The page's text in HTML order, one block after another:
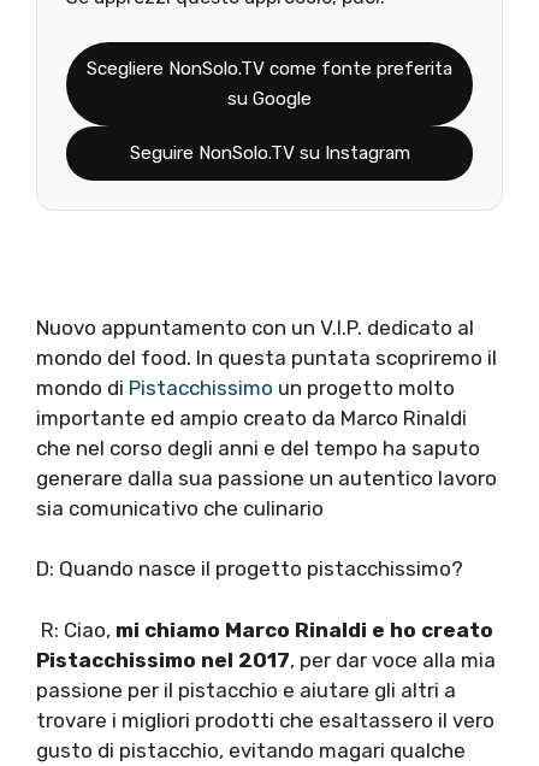
Scegliere NonSolo.TV come fonte preferita
su Google
Seguire NonSolo.TV su Instagram
Nuovo appuntamento con un V.I.P. dedicato al
mondo del food. In questa puntata scopriremo il
mondo di Pistacchissimo un progetto molto
importante ed ampio creato da Marco Rinaldi
che nel corso degli anni e del tempo ha saputo
generare dalla sua passione un autentico lavoro
sia comunicativo che culinario
D: Quando nasce il progetto pistacchissimo?
R: Ciao, mi chiamo Marco Rinaldi e ho creato
Pistacchissimo nel 2017, per dar voce alla mia
passione per il pistacchio e aiutare gli altri a
trovare i migliori prodotti che esaltassero il vero
gusto di pistacchio, evitando magari qualche